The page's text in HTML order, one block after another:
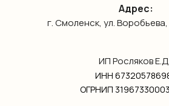
г. Смоленск, ул. Воробьева,
ИНН
ОГРНИП
Адрес:
ИП Росляков